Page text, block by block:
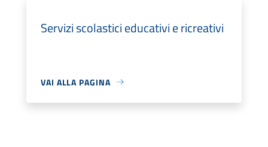
Servizi scolastici educativi e ricreativi
VAI ALLA PAGINA